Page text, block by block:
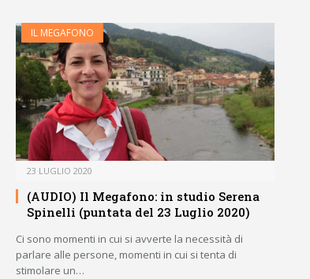
IL MEGAFONO
23 LUGLIO 2020
(AUDIO) Il Megafono: in studio Serena
Spinelli (puntata del 23 Luglio 2020)
Ci sono momenti in cui si avverte la necessità di
parlare alle persone, momenti in cui si tenta di
stimolare un…